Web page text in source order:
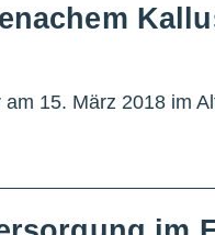
15. März 2018 im